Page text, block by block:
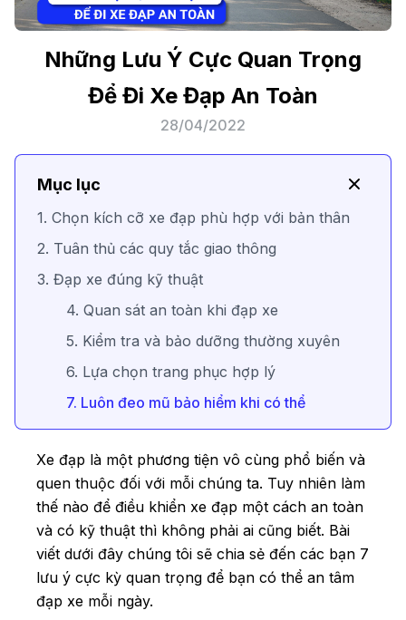
Những Lưu Ý Cực Quan Trọng
Để Đi Xe Đạp An Toàn
28/04/2022
Mục lục
1. Chọn kích cỡ xe đạp phù hợp với bản thân
2. Tuân thủ các quy tắc giao thông
3. Đạp xe đúng kỹ thuật
4. Quan sát an toàn khi đạp xe
5. Kiểm tra và bảo dưỡng thường xuyên
6. Lựa chọn trang phục hợp lý
7. Luôn đeo mũ bảo hiểm khi có thể
Xe đạp là một phương tiện vô cùng phổ biến và
quen thuộc đối với mỗi chúng ta. Tuy nhiên làm
thế nào để điều khiển xe đạp một cách an toàn
và có kỹ thuật thì không phải ai cũng biết. Bài
viết dưới đây chúng tôi sẽ chia sẻ đến các bạn 7
lưu ý cực kỳ quan trọng để bạn có thể an tâm
đạp xe mỗi ngày.